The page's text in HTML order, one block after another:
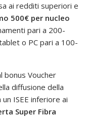
ai redditi superiori e
500€ per nucleo
pari a 200-
o PC pari a 100-
bonus Voucher
diffusione della
ISEE inferiore ai
Super Fibra